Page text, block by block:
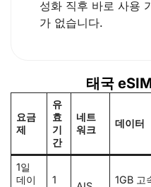
성화 직후 바로 사용
가 없습니다.
태국
요금
제
유
효
기
간
네트
워크
데이터
1일
데이
1
1GB 고